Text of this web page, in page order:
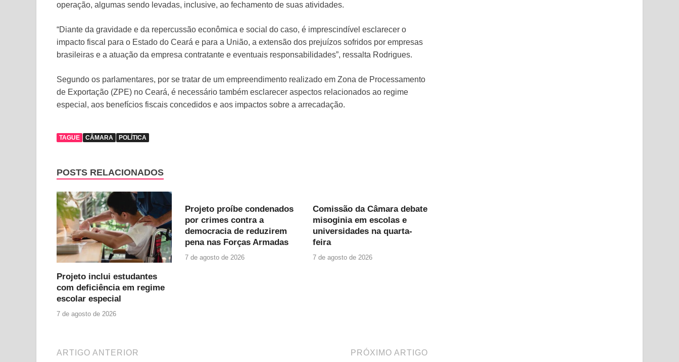
operação, algumas sendo levadas, inclusive, ao fechamento de suas atividades.
“Diante da gravidade e da repercussão econômica e social do caso, é imprescindível esclarecer o
impacto fiscal para o Estado do Ceará e para a União, a extensão dos prejuízos sofridos por empresas
brasileiras e a atuação da empresa contratante e eventuais responsabilidades”, ressalta Rodrigues.
Segundo os parlamentares, por se tratar de um empreendimento realizado em Zona de Processamento
de Exportação (ZPE) no Ceará, é necessário também esclarecer aspectos relacionados ao regime
especial, aos benefícios fiscais concedidos e aos impactos sobre a arrecadação.
TAGUE CÂMARA POLÍTICA
POSTS RELACIONADOS
Projeto inclui estudantes
com deficiência em regime
escolar especial
7 de agosto de 2026
Projeto proíbe condenados
por crimes contra a
democracia de reduzirem
pena nas Forças Armadas
7 de agosto de 2026
Comissão da Câmara debate
misoginia em escolas e
universidades na quarta-
feira
7 de agosto de 2026
ARTIGO ANTERIOR
PRÓXIMO ARTIGO